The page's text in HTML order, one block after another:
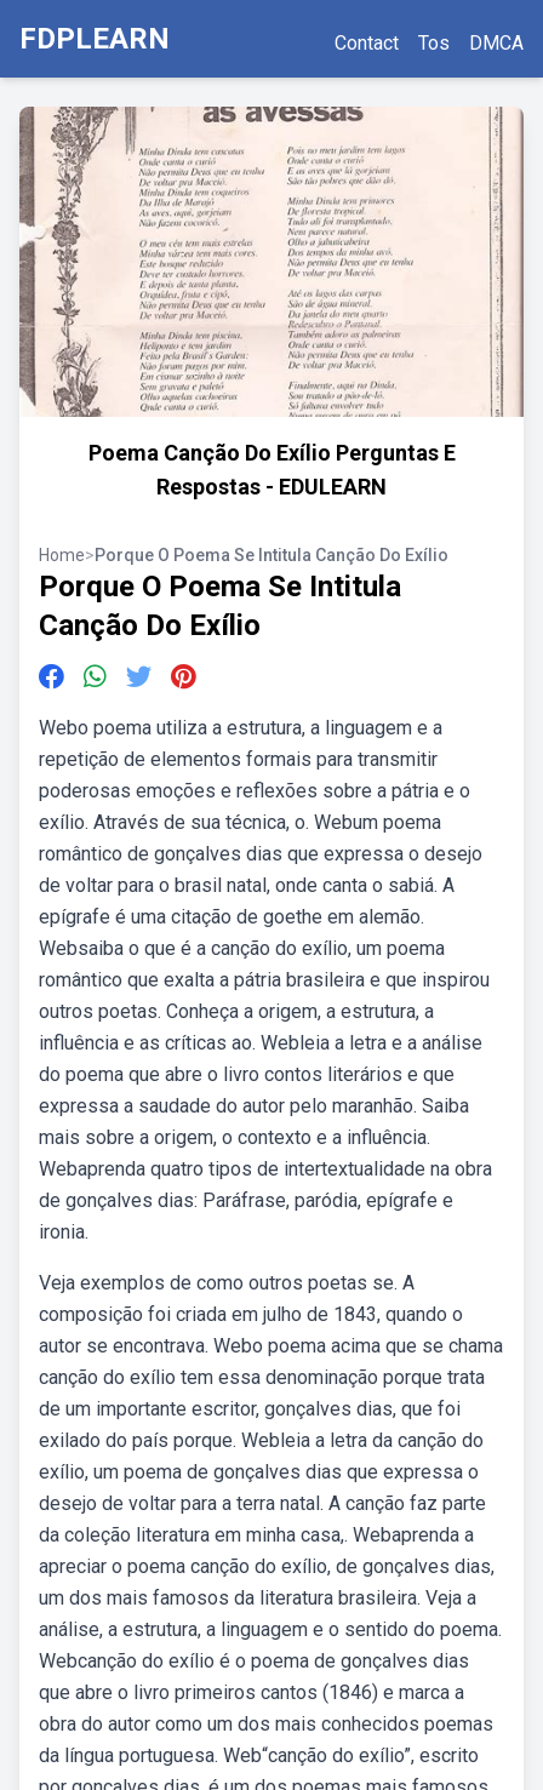
FDPLEARN Contact Tos DMCA
Poema Canção Do Exílio Perguntas E
Respostas - EDULEARN
Home>Porque O Poema Se Intitula Canção Do Exílio
Porque O Poema Se Intitula
Canção Do Exílio
Webo poema utiliza a estrutura, a linguagem e a
repetição de elementos formais para transmitir
poderosas emoções e reflexões sobre a pátria e o
exílio. Através de sua técnica, o. Webum poema
romântico de gonçalves dias que expressa o desejo
de voltar para o brasil natal, onde canta o sabiá. A
epígrafe é uma citação de goethe em alemão.
Websaiba o que é a canção do exílio, um poema
romântico que exalta a pátria brasileira e que inspirou
outros poetas. Conheça a origem, a estrutura, a
influência e as críticas ao. Webleia a letra e a análise
do poema que abre o livro contos literários e que
expressa a saudade do autor pelo maranhão. Saiba
mais sobre a origem, o contexto e a influência.
Webaprenda quatro tipos de intertextualidade na obra
de gonçalves dias: Paráfrase, paródia, epígrafe e
ironia.
Veja exemplos de como outros poetas se. A
composição foi criada em julho de 1843, quando o
autor se encontrava. Webo poema acima que se chama
canção do exílio tem essa denominação porque trata
de um importante escritor, gonçalves dias, que foi
exilado do país porque. Webleia a letra da canção do
exílio, um poema de gonçalves dias que expressa o
desejo de voltar para a terra natal. A canção faz parte
da coleção literatura em minha casa,. Webaprenda a
apreciar o poema canção do exílio, de gonçalves dias,
um dos mais famosos da literatura brasileira. Veja a
análise, a estrutura, a linguagem e o sentido do poema.
Webcanção do exílio é o poema de gonçalves dias
que abre o livro primeiros cantos (1846) e marca a
obra do autor como um dos mais conhecidos poemas
da língua portuguesa. Web“canção do exílio”, escrito